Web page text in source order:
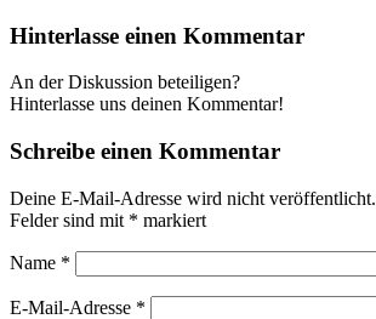
Hinterlasse einen Kommentar
An der Diskussion beteiligen?
Hinterlasse uns deinen Kommentar!
Schreibe einen Kommentar
Deine E-Mail-Adresse wird nicht veröffentlicht.
Felder sind mit * markiert
Name *
E-Mail-Adresse *